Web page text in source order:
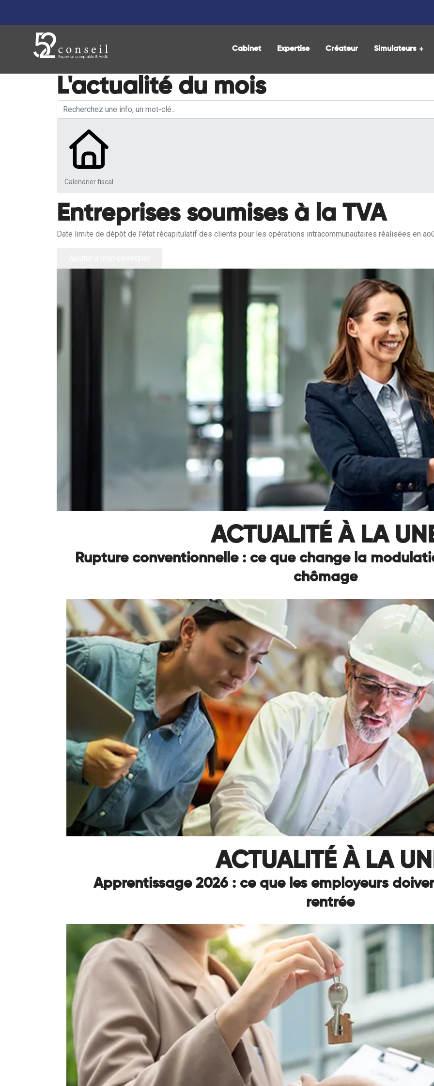
Cabinet Expertise Créateur Simulateurs
L'actualité du mois
Calendrier fiscal
Entreprises soumises à la TVA
Date limite de dépôt de l'état récapitulatif des clients pour les opérations intracommunautaires réalisées en
ACTUALITÉ À LA
Rupture conventionnelle : ce que change la
chômage
ACTUALITÉ À LA
Apprentissage 2026 : ce que les employeurs
rentrée